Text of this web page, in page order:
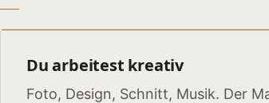
Du arbeitest kreativ
Foto, Design, Schnitt, Musik. Der